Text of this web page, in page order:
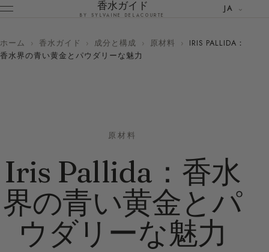
香水ガイド
BY SYLVAINE DELACOURTE
JA
ホーム › 香水ガイド › 成分と構成 › 原材料 ›
IRIS PALLIDA：
香水界の青い黄金とパウダリーな魅力
原材料
Iris Pallida：香水
界の青い黄金とパ
ウダリーな魅力